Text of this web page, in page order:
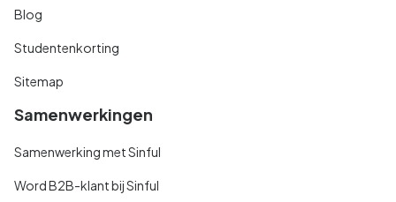
Blog
Studentenkorting
Sitemap
Samenwerkingen
Samenwerking met Sinful
Word B2B-klant bij Sinful